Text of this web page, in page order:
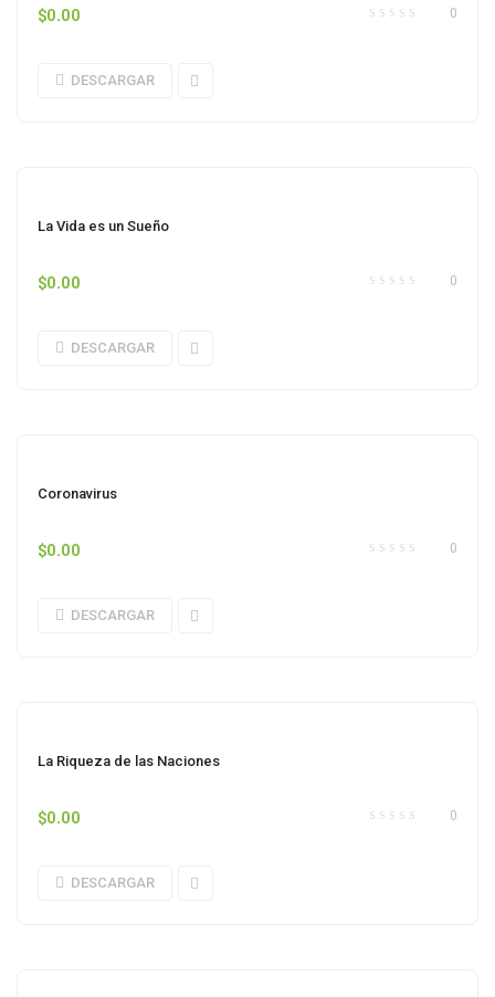
0
$0.00
DESCARGAR
La Vida es un Sueño
0
$0.00
DESCARGAR
Coronavirus
0
$0.00
DESCARGAR
La Riqueza de las Naciones
0
$0.00
DESCARGAR